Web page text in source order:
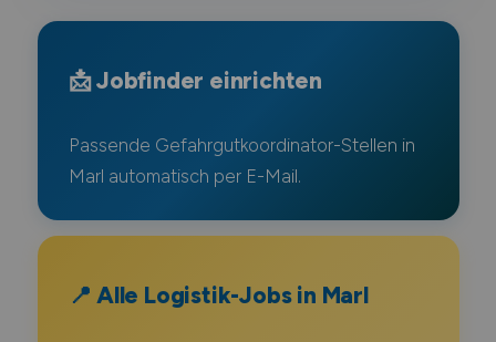
📩 Jobfinder einrichten
Passende Gefahrgutkoordinator-Stellen in
Marl automatisch per E-Mail.
📍 Alle Logistik-Jobs in Marl